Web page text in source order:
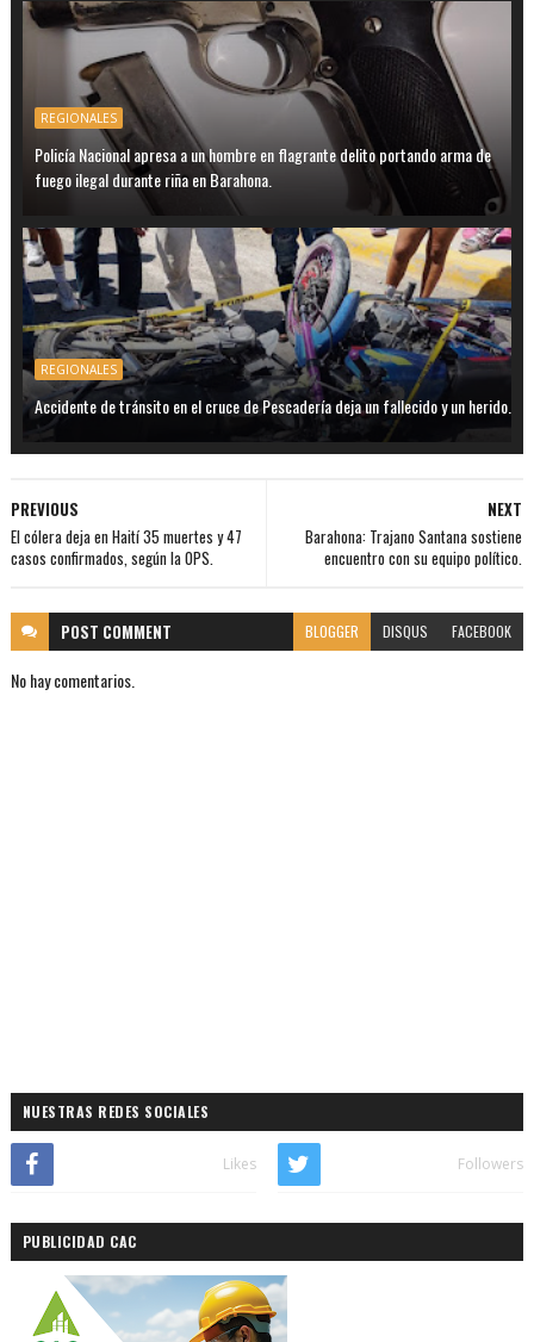
REGIONALES
Policía Nacional apresa a un hombre en flagrante delito portando arma de
fuego ilegal durante riña en Barahona.
REGIONALES
Accidente de tránsito en el cruce de Pescadería deja un fallecido y un herido.
NEXT
Barahona: Trajano Santana sostiene
encuentro con su equipo político.
PREVIOUS
El cólera deja en Haití 35 muertes y 47
casos confirmados, según la OPS.
POST COMMENT BLOGGER DISQUS FACEBOOK
No hay comentarios.
NUESTRAS REDES SOCIALES
Likes Followers
PUBLICIDAD CAC